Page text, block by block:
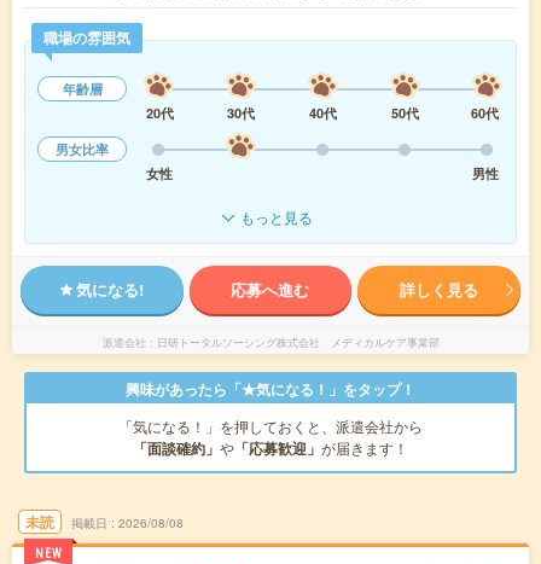
職場の雰囲気
年齢層
20代
30代 40代 50代
60代
男女比率
女性
男性
もっと見る
気になる! 応募へ進む 詳しく見る
派遣会社 日研トータルソーシング株式会社 メディカルケア事業部
興味があったら「★気になる！」をタップ！
「気になる！」を押しておくと、派遣会社から
「面談確約」 や 「応募歓迎」 が届きます！
未読
NEW
掲載日 2026/08/08